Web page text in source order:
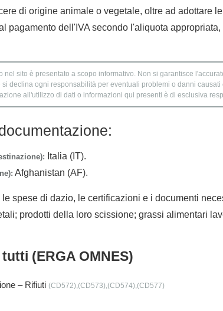
di origine animale o vegetale, oltre ad adottare
pagamento dell'IVA secondo l'aliquota
nel sito è presentato a scopo informativo. Non si garantisce
declina ogni responsabilità per eventuali problemi o danni
all'utilizzo di dati o informazioni qui presenti è di esclusiva
Italia (IT).
Afghanistan (AF).
spese di dazio, le certificazioni e i documenti
prodotti della loro scissione; grassi alimentari
(ERGA OMNES)
– Rifiuti (CD572),(CD573),(CD574),(CD577)